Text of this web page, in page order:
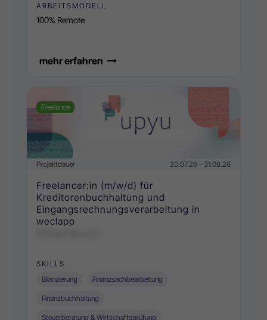
ARBEITSMODELL
100% Remote
mehr erfahren
Freelance
Projektdauer 20.07.26 - 31.08.26
Freelancer:in (m/w/d) für
Kreditorenbuchhaltung und
Eingangsrechnungsverarbeitung in
weclapp
SKILLS
Bilanzierung
Finanzsachbearbeitung
Finanzbuchhaltung
Steuerberatung & Wirtschaftsprüfung